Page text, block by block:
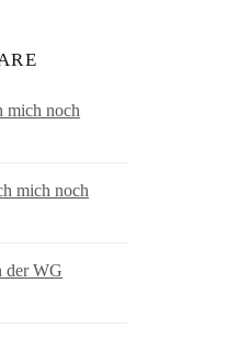
mich noch
mich noch
der WG